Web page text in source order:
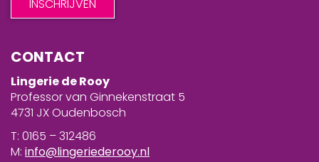
CONTACT
Lingerie de Rooy
Professor van Ginnekenstraat 5
4731 JX Oudenbosch
T: 0165 – 312486
M: info@lingeriederooy.nl